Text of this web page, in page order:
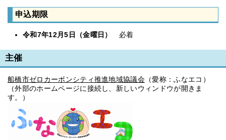
申込期限
令和7年12月5日（金曜日） 必着
主催
船橋市ゼロカーボンシティ推進地域協議会 （愛称：ふなエコ）
（外部のホームページに接続し、新しいウィンドウが開きま
す。）